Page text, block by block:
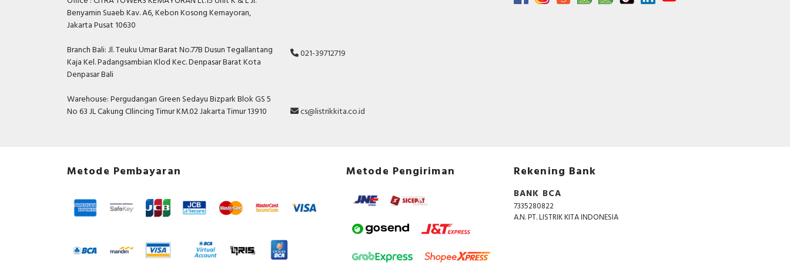
Benyamin Suaeb Kav. A6, Kebon Kosong Kemayoran,
Jakarta Pusat 10630
Branch Bali: Jl. Teuku Umar Barat No.77B Dusun Tegallantang
Kaja Kel. Padangsambian Klod Kec. Denpasar Barat Kota
Denpasar Bali
Warehouse: Pergudangan Green Sedayu Bizpark Blok GS 5
No 63 JL Cakung CIlincing Timur KM.02 Jakarta Timur 13910
021-39712719
cs@listrikkita.co.id
Metode Pembayaran Metode Pengiriman Rekening Bank
BANK BCA
7335280822
A.N. PT. LISTRIK KITA INDONESIA